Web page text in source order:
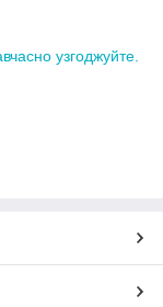
узгоджуйте.